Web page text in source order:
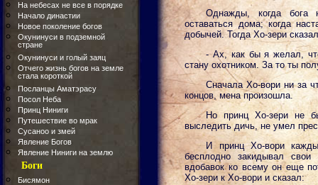
На небесах не все в порядке
Начало династии
Новое поколение богов
Окунинуси в подземной
стране
Окунинуси и голый заяц
Отчего жизнь богов на земле
стала короткой
Посланцы Аматэрасу
Посол Неба
Принц Ниниги
Путешествие во мрак
Сусаноо и змей
Явление Богов
Явление Ниниги на землю
Боги
Бисямон
Однажды, когда
оставаться дома; когда
добычей. Тогда Хо-зери
- Ах, как бы я желал,
стану охотником. За то ты
Сначала Хо-вори ни за
концов, мена произошла.
Но принц Хо-зери не
выследить дичь, не умел
И принц Хо-вори
бесплодно закидывал
вдобавок ко всему он еще
Хо-зери к Хо-вори и сказал: